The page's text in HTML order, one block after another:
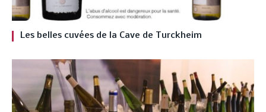
Les belles cuvées de la Cave de Turckheim